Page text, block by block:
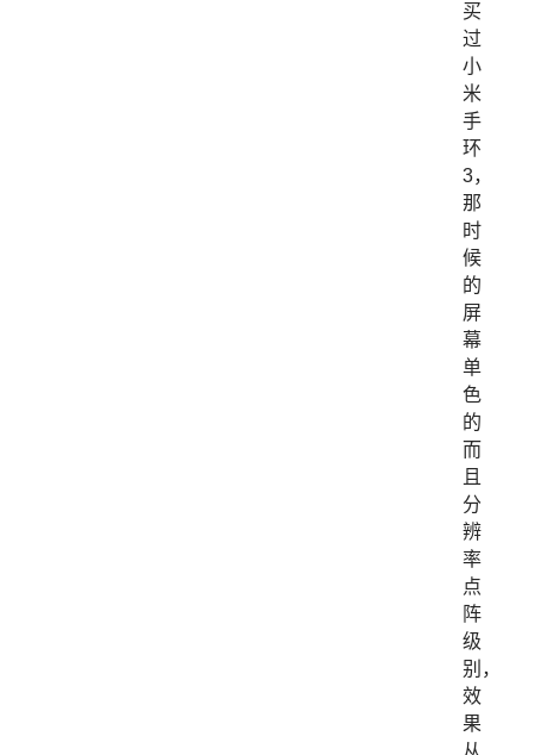
买
过
小
米
手
环
3，
那
时
候
的
屏
幕
单
色
的
而
且
分
辨
率
点
阵
级
别，
效
果